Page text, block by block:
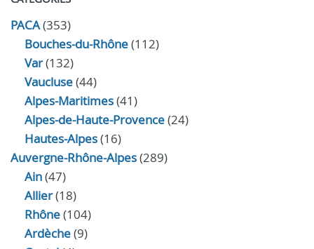
PACA(353)
Bouches-du-Rhône(112)
Var(132)
Vaucluse(44)
Alpes-Maritimes(41)
Alpes-de-Haute-Provence(24)
Hautes-Alpes(16)
Auvergne-Rhône-Alpes(289)
Ain(47)
Allier(18)
Rhône(104)
Ardèche(9)